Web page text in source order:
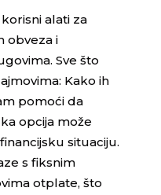
alati za
obveza i
Sve što
Kako ih
pomoći da
opcija može
situaciju.
s fiksnim
otplate, što